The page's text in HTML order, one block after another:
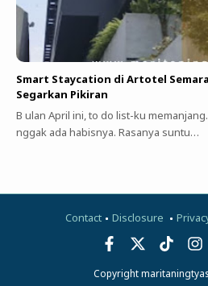
Smart Staycation di Artotel
Segarkan Pikiran
B ulan April ini, to do list-ku
nggak ada habisnya. Rasanya suntu…
Contact Disclosure
Copyright